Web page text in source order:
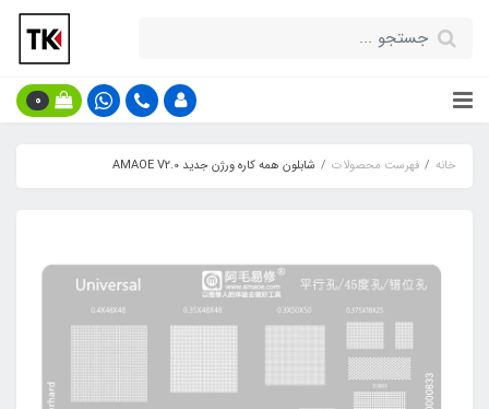
0
خانه فهرست محصولات شابلون همه کاره ورژن جدید AMAOE V2.0